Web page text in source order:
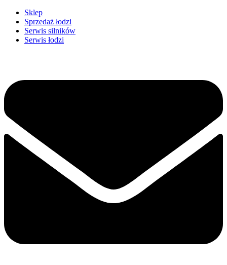
Przejdź
treści
Sklep
Sprzedaż łodzi
Serwis silników
Serwis łodzi